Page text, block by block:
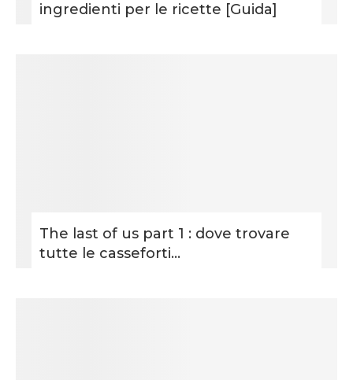
ingredienti per le ricette [Guida]
The last of us part 1 : dove trovare
tutte le casseforti...